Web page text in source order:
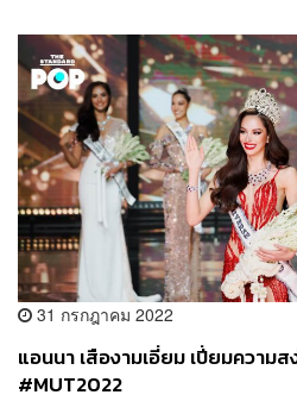
31 กรกฎาคม 2022
แอนนา เสืองามเอี่ยม เปี่ยมความ
#MUT2022